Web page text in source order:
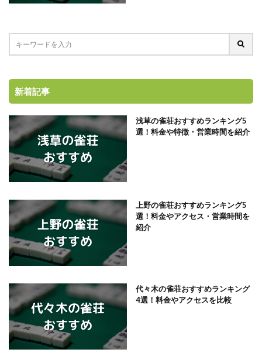
新着記事
浅草の雀荘おすすめランキング5
選！料金や特徴・営業時間を紹介
上野の雀荘おすすめランキング5
選！料金やアクセス・営業時間を
紹介
代々木の雀荘おすすめランキング
4選！料金やアクセスを比較